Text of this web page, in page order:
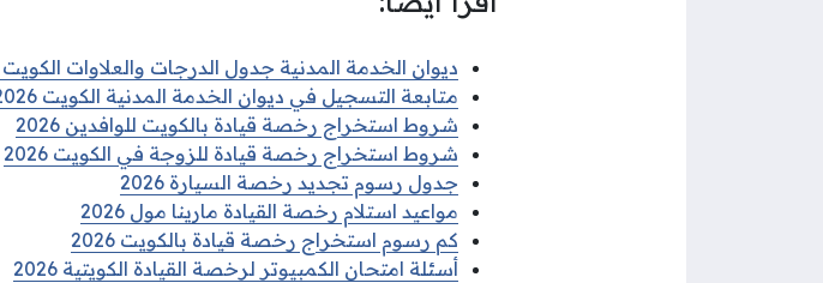
ديوان الخدمة المدنية جدول الدرجات والعلاوات الكويت 2026
متابعة التسجيل في ديوان الخدمة المدنية الكويت 2026
شروط استخراج رخصة قيادة بالكويت للوافدين 2026
شروط استخراج رخصة قيادة للزوجة في الكويت 2026
جدول رسوم تجديد رخصة السيارة 2026
مواعيد استلام رخصة القيادة مارينا مول 2026
كم رسوم استخراج رخصة قيادة بالكويت 2026
أسئلة امتحان الكمبيوتر لرخصة القيادة الكويتية 2026